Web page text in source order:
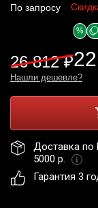
По запросу
26 812 ₽
%
Нашли дешевле?
Доставка по
5000 р.
Гарантия 3